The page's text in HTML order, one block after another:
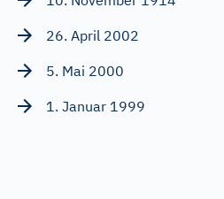
26. April 2002
5. Mai 2000
1. Januar 1999